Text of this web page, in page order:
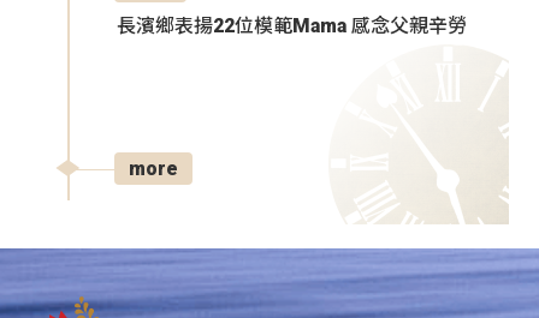
長濱鄉表揚22位模範Mama 感念父親辛勞
more